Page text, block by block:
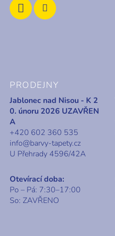
PRODEJNY
Jablonec nad Nisou - K 2
0. únoru 2026 UZAVŘEN
A
+420 602 360 535
info@barvy-tapety.cz
U Přehrady 4596/42A
Otevírací doba:
Po – Pá: 7:30–17:00
So: ZAVŘENO